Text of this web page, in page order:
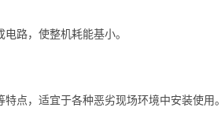
路，使整机耗能基小。
点，适宜于各种恶劣现场环境中安装使用。